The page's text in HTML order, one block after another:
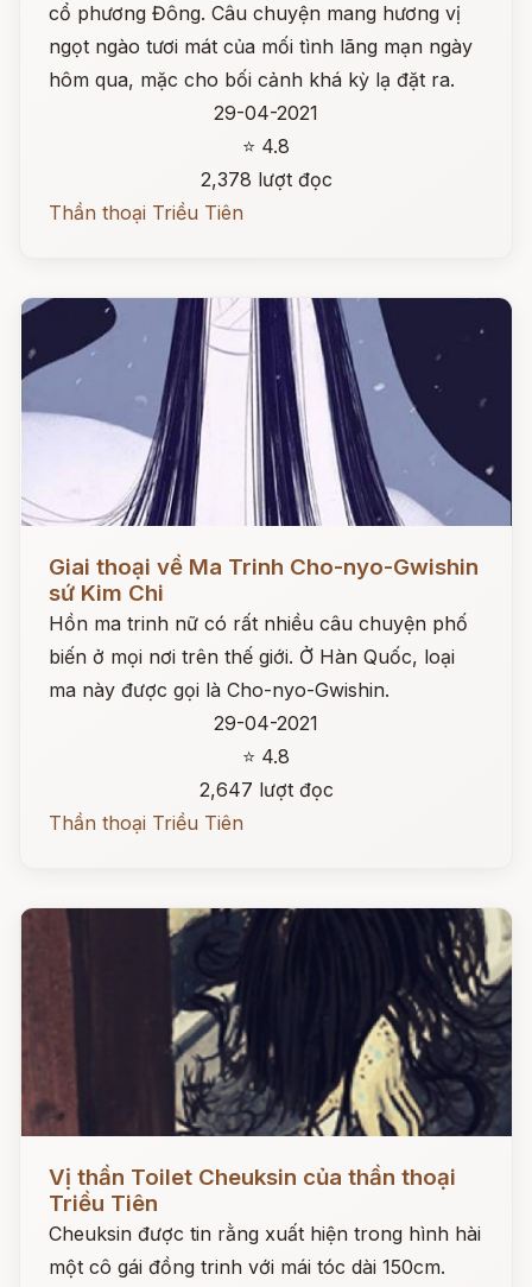
cổ phương Đông. Câu chuyện mang hương vị
ngọt ngào tươi mát của mối tình lãng mạn ngày
hôm qua, mặc cho bối cảnh khá kỳ lạ đặt ra.
29-04-2021
⭐ 4.8
2,378 lượt đọc
Thần thoại Triều Tiên
Giai thoại về Ma Trinh Cho-nyo-Gwishin
sứ Kim Chi
Hồn ma trinh nữ có rất nhiều câu chuyện phố
biến ở mọi nơi trên thế giới. Ở Hàn Quốc, loại
ma này được gọi là Cho-nyo-Gwishin.
29-04-2021
⭐ 4.8
2,647 lượt đọc
Thần thoại Triều Tiên
Đọc ngay
Vị thần Toilet Cheuksin của thần thoại
Triều Tiên
Cheuksin được tin rằng xuất hiện trong hình hài
một cô gái đồng trinh với mái tóc dài 150cm.